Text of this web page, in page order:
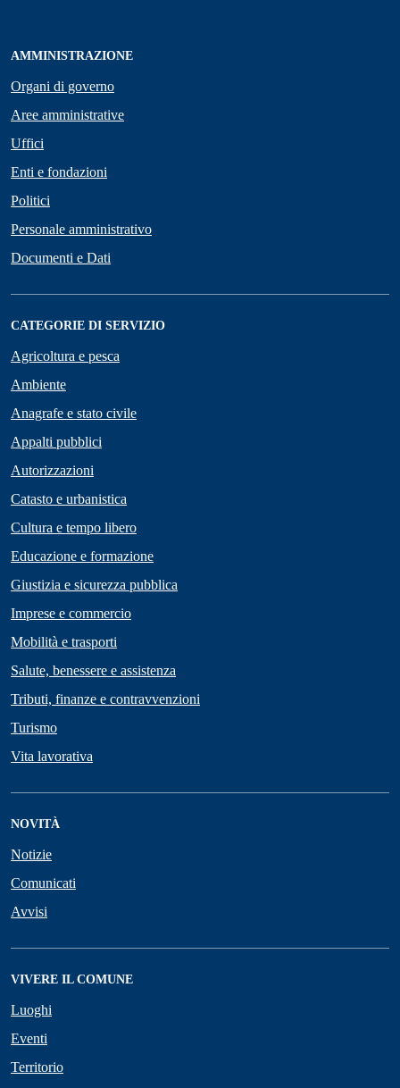
AMMINISTRAZIONE
Organi di governo
Aree amministrative
Uffici
Enti e fondazioni
Politici
Personale amministrativo
Documenti e Dati
CATEGORIE DI SERVIZIO
Agricoltura e pesca
Ambiente
Anagrafe e stato civile
Appalti pubblici
Autorizzazioni
Catasto e urbanistica
Cultura e tempo libero
Educazione e formazione
Giustizia e sicurezza pubblica
Imprese e commercio
Mobilità e trasporti
Salute, benessere e assistenza
Tributi, finanze e contravvenzioni
Turismo
Vita lavorativa
NOVITÀ
Notizie
Comunicati
Avvisi
VIVERE IL COMUNE
Luoghi
Eventi
Territorio